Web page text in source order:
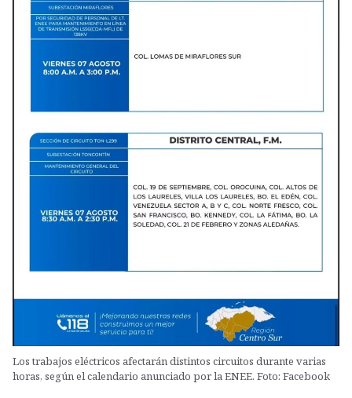
Los trabajos eléctricos afectarán distintos circuitos durante varias
horas, según el calendario anunciado por la ENEE. Foto: Facebook